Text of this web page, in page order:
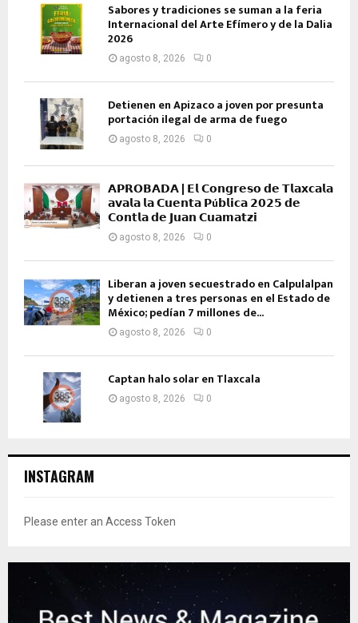
Sabores y tradiciones se suman a la feria
Internacional del Arte Efímero y de la Dalia
2026
agosto 8, 2026 0
Detienen en Apizaco a joven por presunta
portación ilegal de arma de fuego
agosto 8, 2026 0
𝗔𝗣𝗥𝗢𝗕𝗔𝗗𝗔 | 𝗘𝗹 𝗖𝗼𝗻𝗴𝗿𝗲𝘀𝗼 𝗱𝗲 𝗧𝗹𝗮𝘅𝗰𝗮𝗹𝗮
𝗮𝘃𝗮𝗹𝗮 𝗹𝗮 𝗖𝘂𝗲𝗻𝘁𝗮 𝗣ú𝗯𝗹𝗶𝗰𝗮 𝟮𝟬𝟮𝟱 𝗱𝗲
𝗖𝗼𝗻𝘁𝗹𝗮 𝗱𝗲 𝗝𝘂𝗮𝗻 𝗖𝘂𝗮𝗺𝗮𝘁𝘇𝗶
agosto 8, 2026 0
Liberan a joven secuestrado en Calpulalpan
y detienen a tres personas en el Estado de
México; pedían 7 millones de...
agosto 8, 2026 0
Captan halo solar en Tlaxcala
agosto 8, 2026 0
INSTAGRAM
Please enter an Access Token